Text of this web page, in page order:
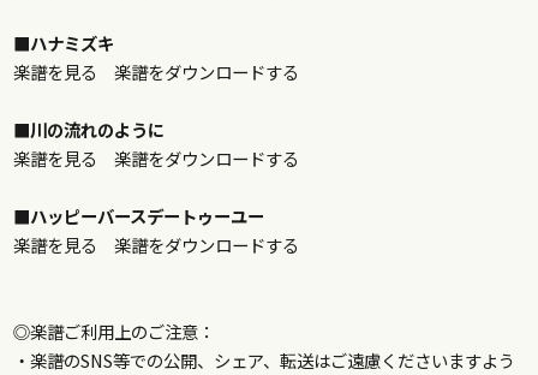
■ハナミズキ
楽譜を見る
楽譜をダウンロードする
■川の流れのように
楽譜を見る
楽譜をダウンロードする
■ハッピーバースデートゥーユー
楽譜を見る
楽譜をダウンロードする
◎楽譜ご利用上のご注意：
・楽譜のSNS等での公開、シェア、転送はご遠慮くださいますよう